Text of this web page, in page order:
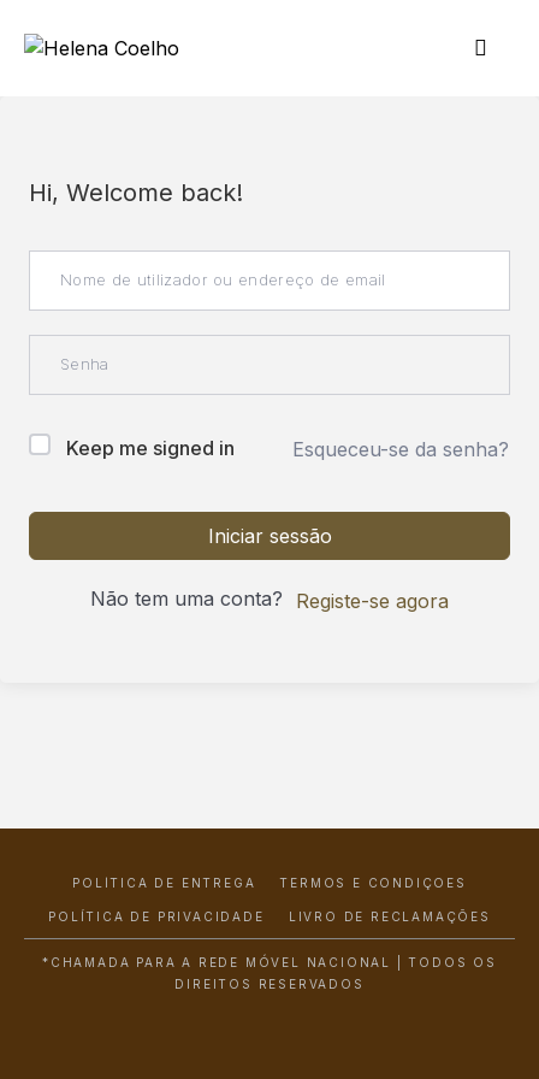
Hi, Welcome back!
Keep me signed in Esqueceu-se da senha?
Iniciar sessão
Não tem uma conta? Registe-se agora
POLÍTICA DE ENTREGA TERMOS E CONDIÇÕES
POLÍTICA DE PRIVACIDADE LIVRO DE RECLAMAÇÕES
*CHAMADA PARA A REDE MÓVEL NACIONAL | TODOS OS
DIREITOS RESERVADOS